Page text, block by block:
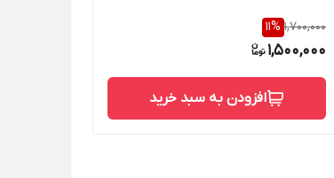
1,700,000
11%
1,500,000
افزودن به سبد خرید